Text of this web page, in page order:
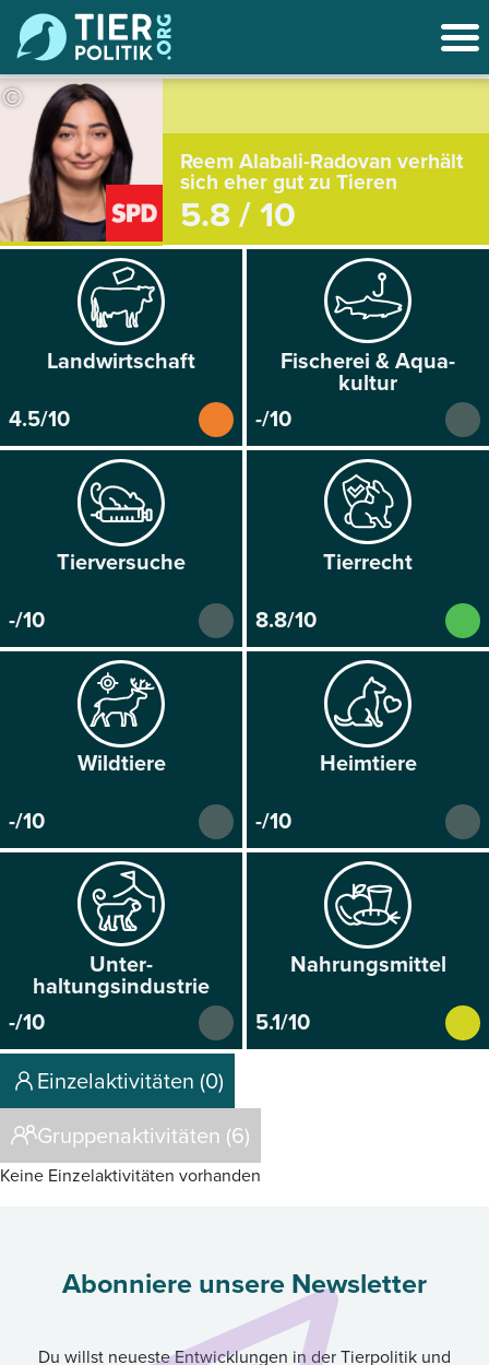
©
Reem Alabali-Radovan verhält
sich eher gut zu Tieren
5.8 / 10
Land­wirtschaft
4.5/10
Fischerei & Aqua­
kultur
-/10
Tier­versuche
-/10
Tier­recht
8.8/10
Wild­tiere
-/10
Heim­tiere
-/10
Unter­
haltungsindustrie
-/10
Nahrungs­mittel
5.1/10
Einzelaktivitäten (0)
Gruppenaktivitäten (6)
Keine Einzelaktivitäten vorhanden
Abonniere unsere Newsletter
Du willst neueste Entwicklungen in der Tierpolitik und